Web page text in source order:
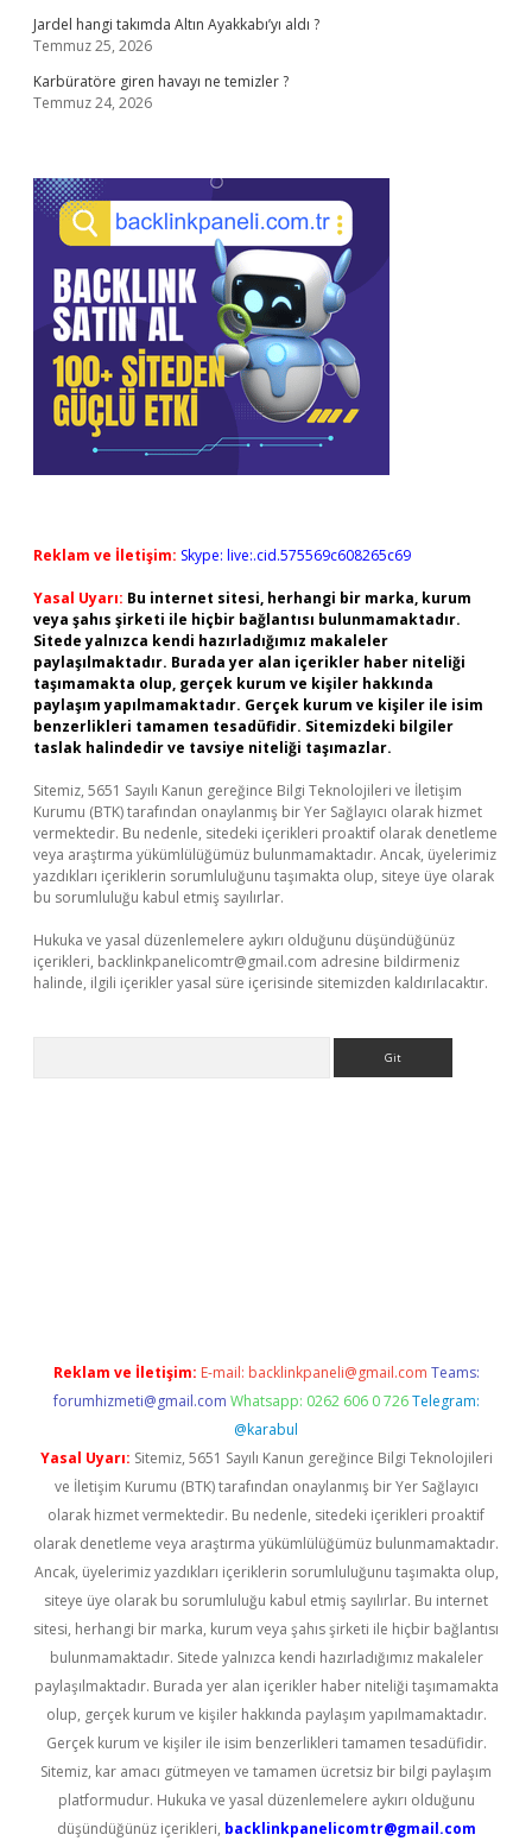
Jardel hangi takımda Altın Ayakkabı’yı aldı ?
Temmuz 25, 2026
Karbüratöre giren havayı ne temizler ?
Temmuz 24, 2026
Reklam ve İletişim: Skype: live:.cid.575569c608265c69
Yasal Uyarı: Bu internet sitesi, herhangi bir marka, kurum
veya şahıs şirketi ile hiçbir bağlantısı bulunmamaktadır.
Sitede yalnızca kendi hazırladığımız makaleler
paylaşılmaktadır. Burada yer alan içerikler haber niteliği
taşımamakta olup, gerçek kurum ve kişiler hakkında
paylaşım yapılmamaktadır. Gerçek kurum ve kişiler ile isim
benzerlikleri tamamen tesadüfidir. Sitemizdeki bilgiler
taslak halindedir ve tavsiye niteliği taşımazlar.
Sitemiz, 5651 Sayılı Kanun gereğince Bilgi Teknolojileri ve İletişim
Kurumu (BTK) tarafından onaylanmış bir Yer Sağlayıcı olarak hizmet
vermektedir. Bu nedenle, sitedeki içerikleri proaktif olarak denetleme
veya araştırma yükümlülüğümüz bulunmamaktadır. Ancak, üyelerimiz
yazdıkları içeriklerin sorumluluğunu taşımakta olup, siteye üye olarak
bu sorumluluğu kabul etmiş sayılırlar.
Hukuka ve yasal düzenlemelere aykırı olduğunu düşündüğünüz
içerikleri, backlinkpanelicomtr@gmail.com adresine bildirmeniz
halinde, ilgili içerikler yasal süre içerisinde sitemizden kaldırılacaktır.
Reklam ve İletişim: E-mail: backlinkpaneli@gmail.com Teams:
forumhizmeti@gmail.com Whatsapp: 0262 606 0 726 Telegram:
@karabul
Yasal Uyarı: Sitemiz, 5651 Sayılı Kanun gereğince Bilgi Teknolojileri
ve İletişim Kurumu (BTK) tarafından onaylanmış bir Yer Sağlayıcı
olarak hizmet vermektedir. Bu nedenle, sitedeki içerikleri proaktif
olarak denetleme veya araştırma yükümlülüğümüz bulunmamaktadır.
Ancak, üyelerimiz yazdıkları içeriklerin sorumluluğunu taşımakta olup,
siteye üye olarak bu sorumluluğu kabul etmiş sayılırlar. Bu internet
sitesi, herhangi bir marka, kurum veya şahıs şirketi ile hiçbir bağlantısı
bulunmamaktadır. Sitede yalnızca kendi hazırladığımız makaleler
paylaşılmaktadır. Burada yer alan içerikler haber niteliği taşımamakta
olup, gerçek kurum ve kişiler hakkında paylaşım yapılmamaktadır.
Gerçek kurum ve kişiler ile isim benzerlikleri tamamen tesadüfidir.
Sitemiz, kar amacı gütmeyen ve tamamen ücretsiz bir bilgi paylaşım
platformudur. Hukuka ve yasal düzenlemelere aykırı olduğunu
düşündüğünüz içerikleri, backlinkpanelicomtr@gmail.com